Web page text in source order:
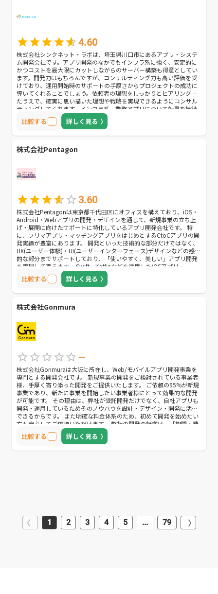
4.60
株式会社シンクネット・ラボは、埼玉県川口市にあるアプリ・システ
ム開発会社です。アプリ開発のなかでもインフラ系に強く、安定的に
かつコストを最大限にカットしながらのサーバー構築も得意としてい
ます。開発力はもちろんですが、コンサルティング力も高い評価を受
けており、運用開始時のサポートの手厚さからプロジェクトの成功に
導いてくれることでしょう。依頼者の理想をしっかりとヒアリングし
たうえで、確実に思い描いた理想や戦略を実現できるようにコンサル
ティングしてくれます。インフラ系、業務アプリについて効果を持続
させながらも失敗したくない、かつ安価に抑えたいという方におすす
めです。
比較する 詳しく見る
株式会社Pentagon
3.60
株式会社Pentagonは東京都千代田区にオフィスを構えており、iOS・
Android・Webアプリの開発・デザインを通じて、新規事業の立ち上
げ・展開に向けたサポートに特化しているアプリ開発会社です。 特
に、フリマアプリ・マッチングアプリをはじめとするCtoCアプリの開
発実績が豊富にあります。 開発といった技術的な部分だけではなく、
UX(ユーザー体験)・UI(ユーザーインターフェース)デザインなどの感覚
的な部分までサポートしており、「使いやすく、美しい」アプリ開発
を実現して貰えます。 Swift、Kotlinなどを活用したiOSアプリ・
Androidアプリ開発はもちろん、React NativeやFlutterなどを駆使した
ハイブリッド開発も対応しています。加えて、Ruby on Railsを用い
て、アプリを運用することに必要な管理画面の作成、及びデザインに
ラウドサービスを利用した開発も行っていますので、開発のお仕事を
ご依頼する会社様の多様なニーズに対応して貰えます。 様々なプログ
ラミング言語を用いた開発力、使いやすくて美しい構造・レイアウト
などを実現できるデザイン力を兼備しているアプリ開発会社を探して
いる会社様におすすめです。
比較する 詳しく見る
株式会社Gonmura
--
株式会社Gonmuraは大阪に所在し、Web/モバイルアプリ開発事業を
専門とする開発会社です。 新規事業の開発をご検討されている事業者
様、手厚く寄り添った開発をご提供いたします。 ご依頼の95%が新規
事業であり、新たに事業を開始したい事業者様にとって効果的な開発
が可能です。 その理由は、弊社が受託開発だけでなく、自社アプリも
開発・運用しているためそのノウハウを設計・デザイン・開発に活用
できるからです。 また明確な料金体系のため、初めて開発を始めたい
方も安心してご依頼いただけます。 弊社の開発の特徴は、「期間・費
用面のコストカット」「的確で迅速なフィードバック」「事業経験者
によるデザインと開発」になります。 数少ないFlutterというフレーム
ワークを用いてアプリを制作できる会社であり、スピード感を持って
比較する 詳しく見る
1 2 3 4 5 ... 79